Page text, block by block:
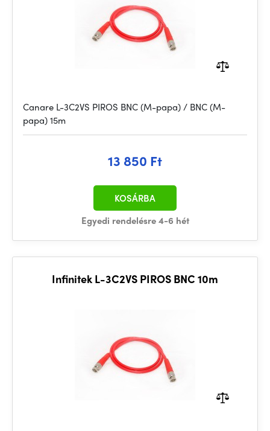
Canare L-3C2VS PIROS BNC (M-papa) / BNC (M-
papa) 15m
13 850 Ft
Egyedi rendelésre 4-6 hét
KOSÁRBA
Infinitek L-3C2VS PIROS BNC 10m